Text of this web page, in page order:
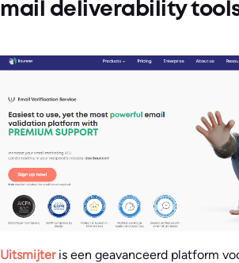
mail deliverability
Uitsmijter is een geavanceerd platform